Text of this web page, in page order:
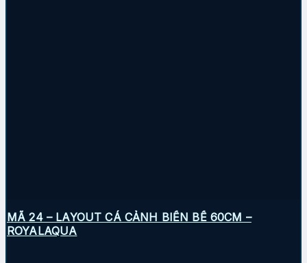
MÃ 24 – LAYOUT CÁ CẢNH BIỂN BỂ 60CM –
ROYALAQUA